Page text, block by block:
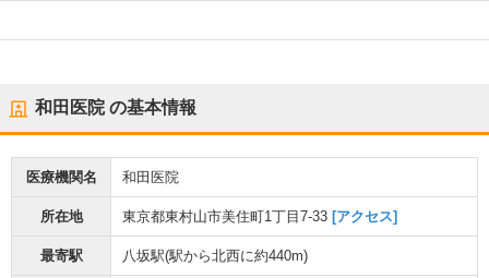
和田医院の基本情報
医療機関名 和田医院
所在地 東京都東村山市美住町1丁目7-33 [アクセス]
最寄駅 八坂駅(駅から北西に約440m)